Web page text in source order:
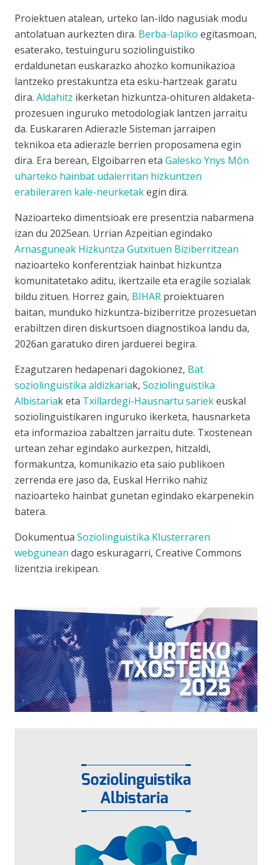
Proiektuen atalean, urteko lan-ildo nagusiak modu
antolatuan aurkezten dira. Berba-lapiko egitasmoan,
esaterako, testuinguru soziolinguistiko
erdaldunetan euskarazko ahozko komunikazioa
lantzeko prestakuntza eta esku-hartzeak garatu
dira. Aldahitz ikerketan hizkuntza-ohituren aldaketa-
prozesuen inguruko metodologiak lantzen jarraitu
da. Euskararen Adierazle Sisteman jarraipen
teknikoa eta adierazle berrien proposamena egin
dira. Era berean, Elgoibarren eta Galesko Ynys Môn
uharteko hainbat udalerritan hizkuntzen
erabileraren kale-neurketakegin dira.
Nazioarteko dimentsioak ere presentzia nabarmena
izan du 2025ean. Urrian Azpeitian egindako
Arnasguneak Hizkuntza Gutxituen Biziberritzean
nazioarteko konferentziak hainbat hizkuntza
komunitatetako aditu, ikertzaile eta eragile sozialak
bildu zituen. Horrez gain, BIHAR proiektuaren
baitan, munduko hizkuntza-biziberritze prozesuetan
erabiltzen diren diskurtsoen diagnostikoa landu da,
2026an garatuko diren jarduerei begira.
Ezagutzaren hedapenari dagokionez, Bat
soziolinguistika aldizkariak, Soziolinguistika
Albistariak eta Txillardegi-Hausnartu sariekeuskal
soziolinguistikaren inguruko ikerketa, hausnarketa
eta informazioa zabaltzen jarraitu dute. Txostenean
urtean zehar egindako aurkezpen, hitzaldi,
formakuntza, komunikazio eta saio publikoen
zerrenda ere jaso da, Euskal Herriko nahiz
nazioarteko hainbat gunetan egindako ekarpenekin
batera.
Dokumentua Soziolinguistika Klusterraren
webgunean dago eskuragarri, Creative Commons
lizentzia irekipean.